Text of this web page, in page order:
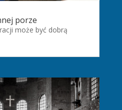
porze
może być dobrą